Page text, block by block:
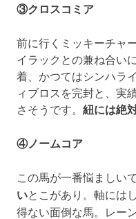
③クロスコミア
前に行くミッキーチャ
イラックとの兼ね合い
着、かつてはシンハラ
ィブロスを完封と、実
さそうです。 紐には絶
④ノームコア
この馬が一番悩ましい
いとこがあり。軸には
得ない面倒な馬。レー